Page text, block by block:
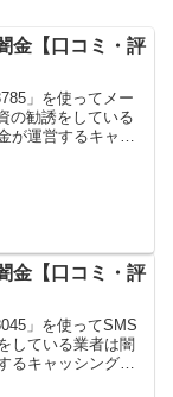
金【口コミ・評
」を使ってメー
の勧誘をしている
が運営するキャッ
金【口コミ・評
」を使ってSMS
している業者は闇
るキャッシング一